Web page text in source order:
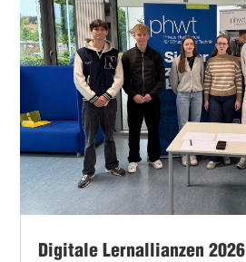
Digitale Lernallianzen 2026